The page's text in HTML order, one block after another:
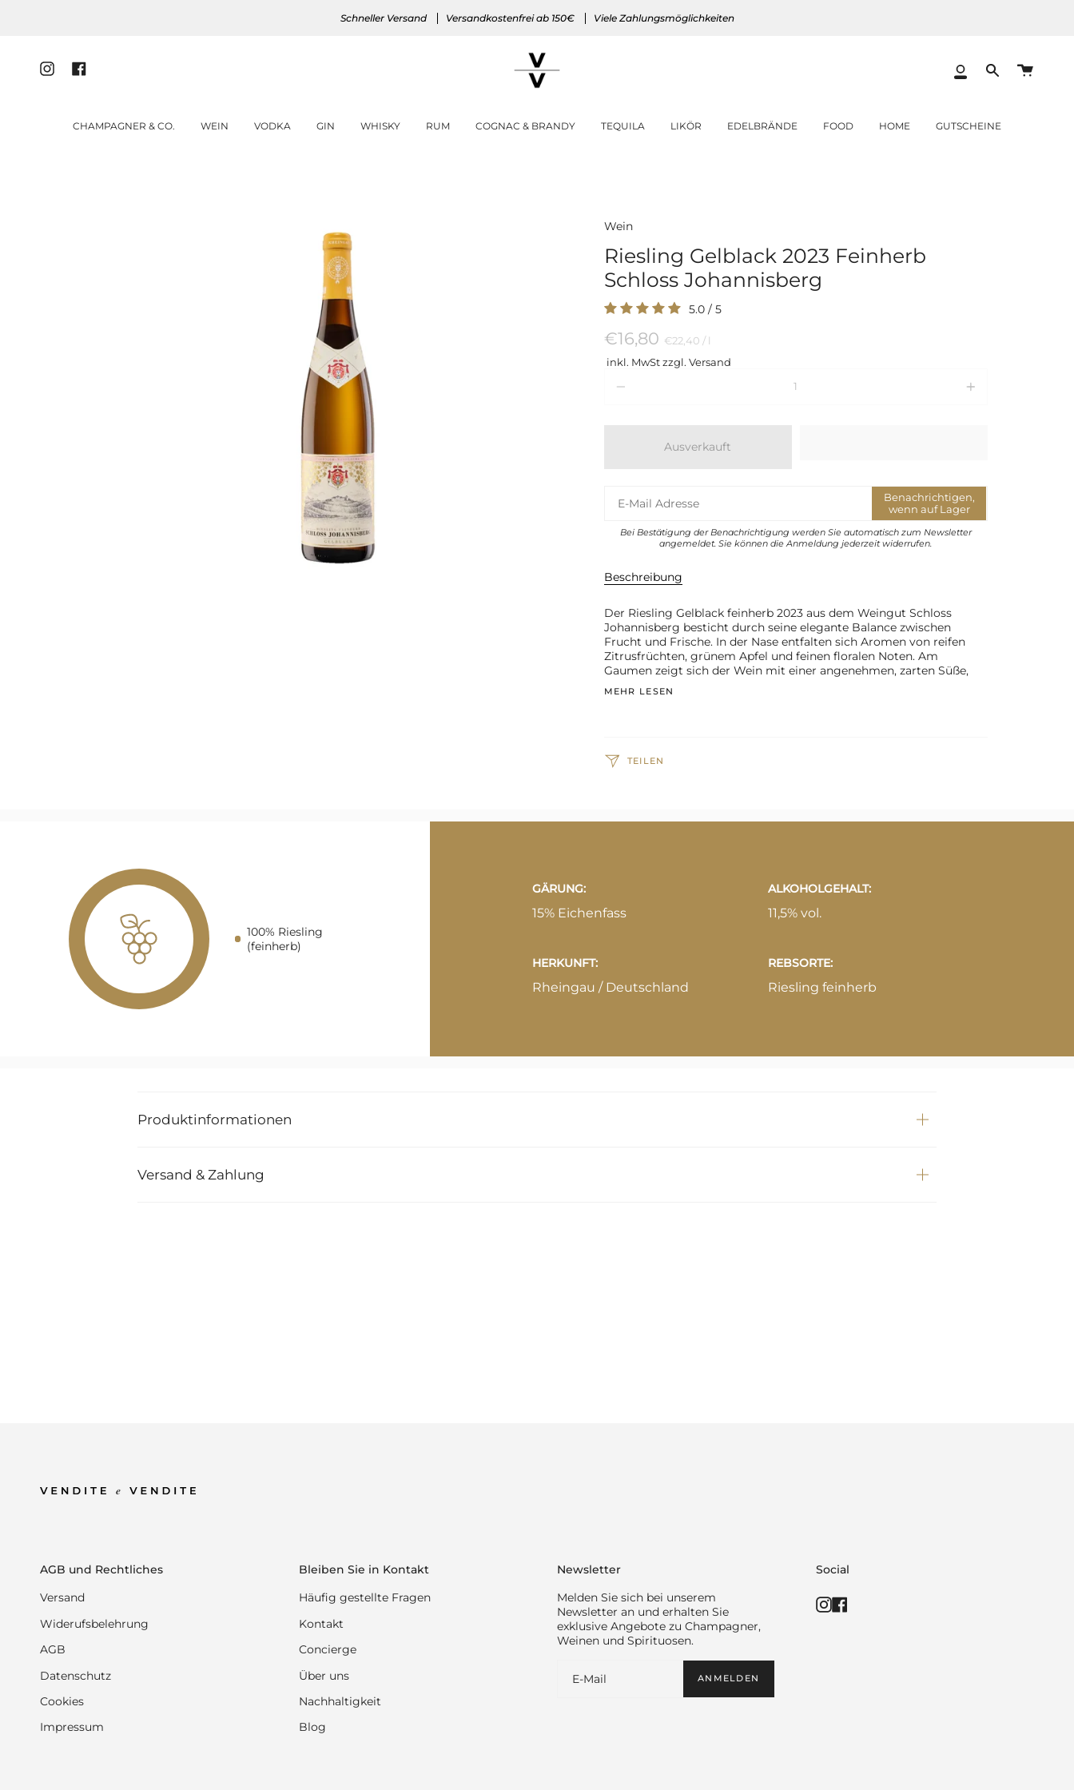
Schneller Versand Versandkostenfrei ab 150€ Viele Zahlungsmöglichkeiten
InstagramFacebook
Mein
Translation
CHAMPAGNER & CO. WEIN VODKA GIN WHISKY RUM COGNAC & BRANDY TEQUILA LIKÖR EDELBRÄNDE FOOD HOME GUTSCHEINE
Wein
Riesling Gelblack 2023 Feinherb
Schloss Johannisberg
5.0/ 5
€16,80 Preis
Einheit
€22,40 /per
l
inkl. MwSt zzgl. Versand
Ausverkauft
Benachrichtigen,
wenn auf Lager
Bei Bestätigung der Benachrichtigung werden Sie automatisch zum Newsletter
angemeldet. Sie können die Anmeldung jederzeit widerrufen.
Beschreibung
Der Riesling Gelblack feinherb 2023 aus dem Weingut Schloss
Johannisberg besticht durch seine elegante Balance zwischen
Frucht und Frische. In der Nase entfalten sich Aromen von reifen
Zitrusfrüchten, grünem Apfel und feinen floralen Noten. Am
Gaumen zeigt sich der Wein mit einer angenehmen, zarten Süße,
MEHR LESEN
TEILEN
100% Riesling
(feinherb)
GÄRUNG:
15% Eichenfass
ALKOHOLGEHALT:
11,5% vol.
HERKUNFT:
Rheingau / Deutschland
REBSORTE:
Riesling feinherb
Produktinformationen
Versand & Zahlung
AGB und Rechtliches
Versand
Widerufsbelehrung
AGB
Datenschutz
Cookies
Impressum
Bleiben Sie in Kontakt
Häufig gestellte Fragen
Kontakt
Concierge
Über uns
Nachhaltigkeit
Blog
Newsletter
Melden Sie sich bei unserem
Newsletter an und erhalten Sie
exklusive Angebote zu Champagner,
Weinen und Spirituosen.
ANMELDEN
Social
Instagram